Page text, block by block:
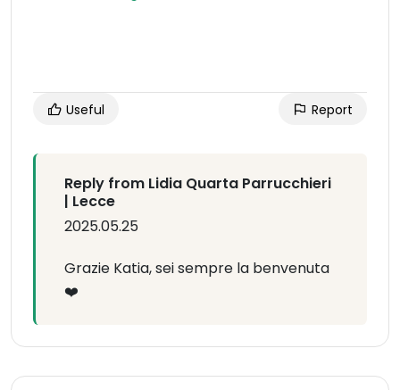
Useful Report
Reply from Lidia Quarta Parrucchieri
| Lecce
2025.05.25
Grazie Katia, sei sempre la benvenuta
❤️